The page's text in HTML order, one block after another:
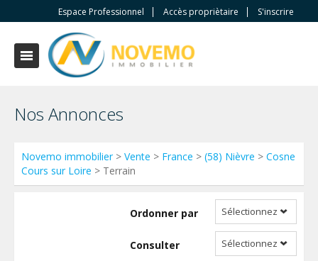
Espace Professionnel Accès propriètaire S'inscrire
Nos Annonces
Novemo immobilier> Vente > France > (58) Nièvre > Cosne
Cours sur Loire > Terrain
Ordonner par Sélectionnez
Consulter Sélectionnez